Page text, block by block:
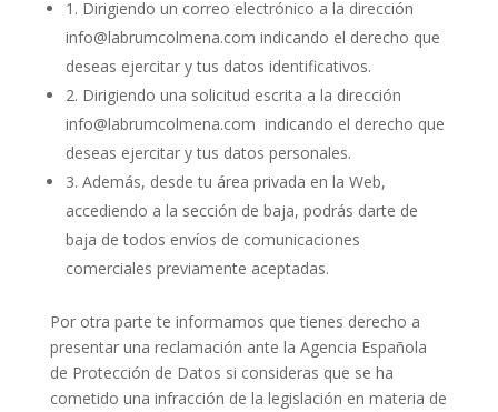
1. Dirigiendo un correo electrónico a la dirección
info@labrumcolmena.com indicando el derecho que
deseas ejercitar y tus datos identificativos.
2. Dirigiendo una solicitud escrita a la dirección
info@labrumcolmena.com indicando el derecho que
deseas ejercitar y tus datos personales.
3. Además, desde tu área privada en la Web,
accediendo a la sección de baja, podrás darte de
baja de todos envíos de comunicaciones
comerciales previamente aceptadas.
Por otra parte te informamos que tienes derecho a
presentar una reclamación ante la Agencia Española
de Protección de Datos si consideras que se ha
cometido una infracción de la legislación en materia de